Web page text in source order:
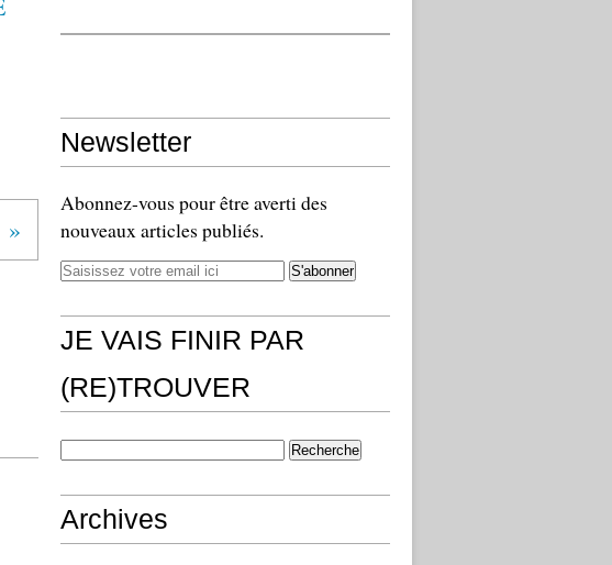
Newsletter
Abonnez-vous pour être averti des
nouveaux articles publiés.
JE VAIS FINIR PAR
(RE)TROUVER
Archives